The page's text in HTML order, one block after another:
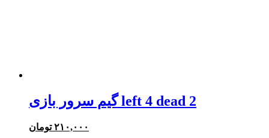
گیم سرور بازی left 4 dead 2
۲۱۰,۰۰۰ تومان